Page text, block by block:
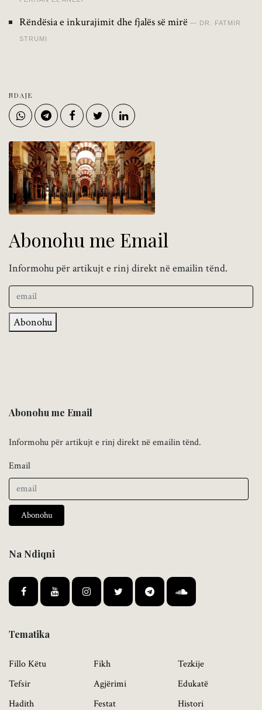
Rëndësia e inkurajimit dhe fjalës së mirë DR. FATMIR
STRUMI
NDAJE
Abonohu me Email
Informohu për artikujt e rinj direkt në emailin tënd.
Abonohu
Abonohu me Email
Informohu për artikujt e rinj direkt në emailin tënd.
Email
Abonohu
Na Ndiqni
Tematika
Fillo Këtu
Tefsir
Hadith
Fikh
Agjërimi
Festat
Tezkije
Edukatë
Histori